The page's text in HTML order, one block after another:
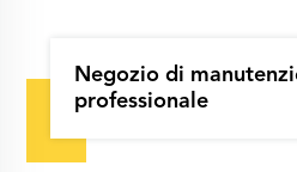
Negozio di
professionale